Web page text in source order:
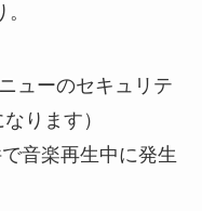
ューのセキュリテ
ります）
音楽再生中に発生